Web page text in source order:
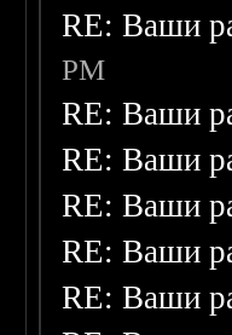
RE: Ваши
PM
RE: Ваши
RE: Ваши
RE: Ваши
RE: Ваши
RE: Ваши